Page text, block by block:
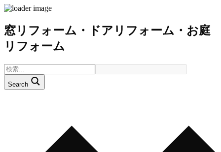
窓リフォーム・ドアリフォーム・お庭
リフォーム
Search